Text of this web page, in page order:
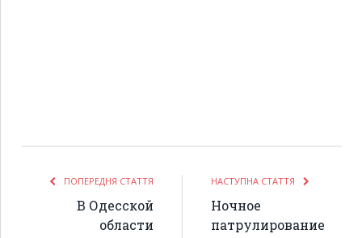
ПОПЕРЕДНЯ СТАТТЯ
В Одесской
области
НАСТУПНА СТАТТЯ
Ночное
патрулирование